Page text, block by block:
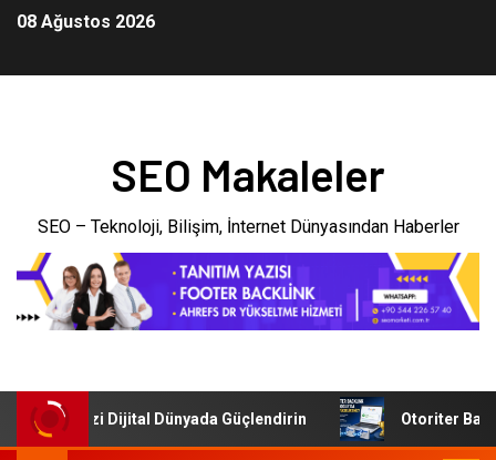
08 Ağustos 2026
SEO Makaleler
SEO – Teknoloji, Bilişim, İnternet Dünyasından Haberler
Dijital Dünyada Güçlendirin Otoriter